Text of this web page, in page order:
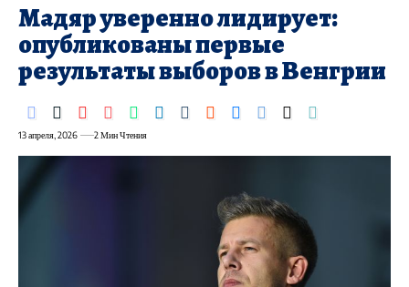
Мадяр уверенно лидирует:
опубликованы первые
результаты выборов в Венгрии
13 апреля, 2026 2 Мин Чтения